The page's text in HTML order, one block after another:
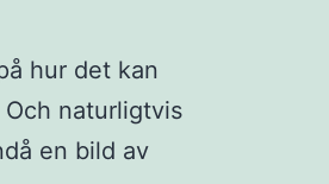
hur det kan
naturligtvis
en bild av